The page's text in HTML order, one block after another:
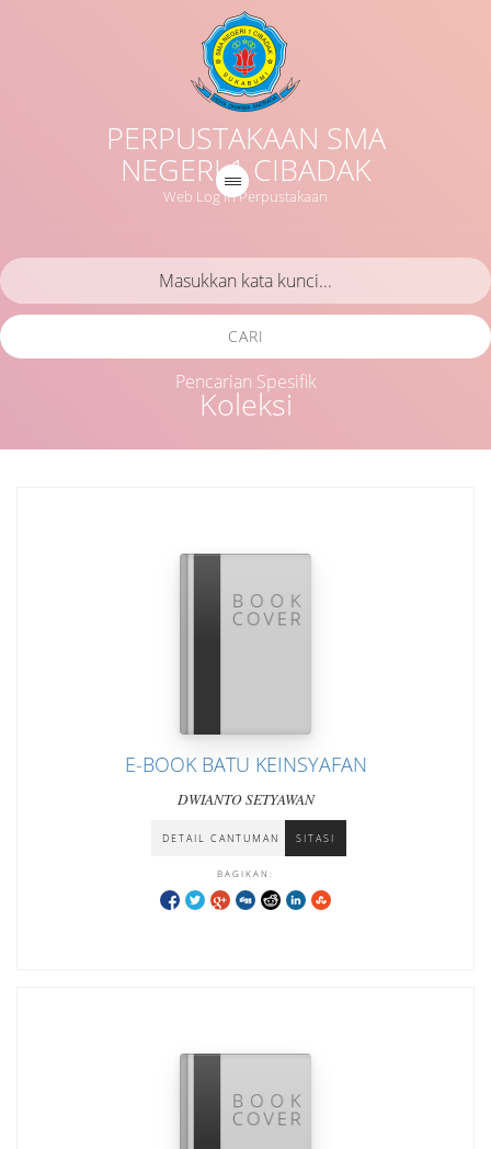
PERPUSTAKAAN SMA
NEGERI 1 CIBADAK
Web Log in Perpustakaan
Koleksi
CARI
Pencarian Spesifik
E-BOOK BATU KEINSYAFAN
DWIANTO SETYAWAN
DETAIL CANTUMAN SITASI
BAGIKAN: